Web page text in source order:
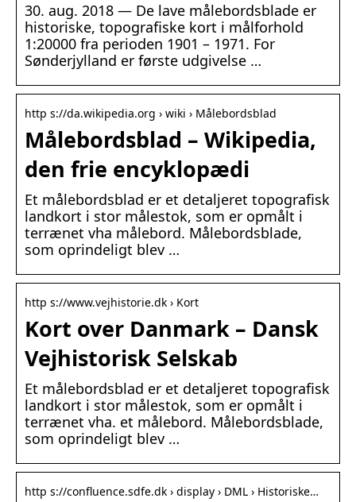
30. aug. 2018 — De lave målebordsblade er
historiske, topografiske kort i målforhold
1:20000 fra perioden 1901 – 1971. For
Sønderjylland er første udgivelse …
http s://da.wikipedia.org › wiki › Målebordsblad
Målebordsblad – Wikipedia,
den frie encyklopædi
Et målebordsblad er et detaljeret topografisk
landkort i stor målestok, som er opmålt i
terrænet vha målebord. Målebordsblade,
som oprindeligt blev …
http s://www.vejhistorie.dk › Kort
Kort over Danmark – Dansk
Vejhistorisk Selskab
Et målebordsblad er et detaljeret topografisk
landkort i stor målestok, som er opmålt i
terrænet vha. et målebord. Målebordsblade,
som oprindeligt blev …
http s://confluence.sdfe.dk › display › DML › Historiske…